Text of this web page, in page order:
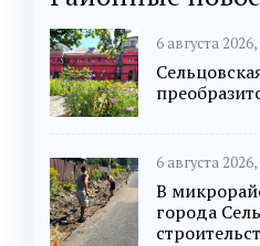
6 августа
6 августа
В
города